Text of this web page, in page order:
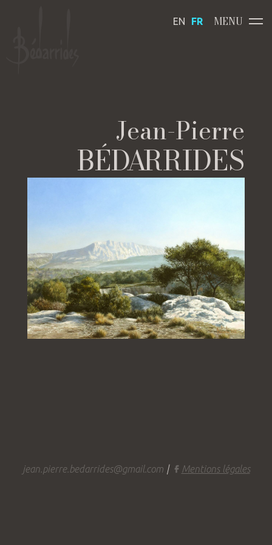
Jean-Pierre
BÉDARRIDES
jean.pierre.bedarrides@gmail.com | Mentions légales
EN FR MENU